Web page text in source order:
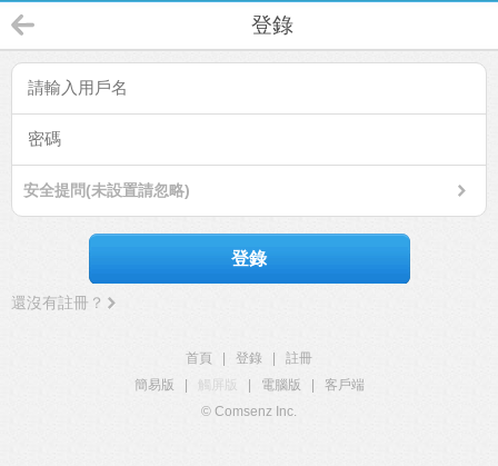
登錄
安全提問(未設置請忽略)
登錄
還沒有註冊？
首頁 登錄
註冊
簡易版
觸屏版 電腦版
客戶端
© Comsenz Inc.